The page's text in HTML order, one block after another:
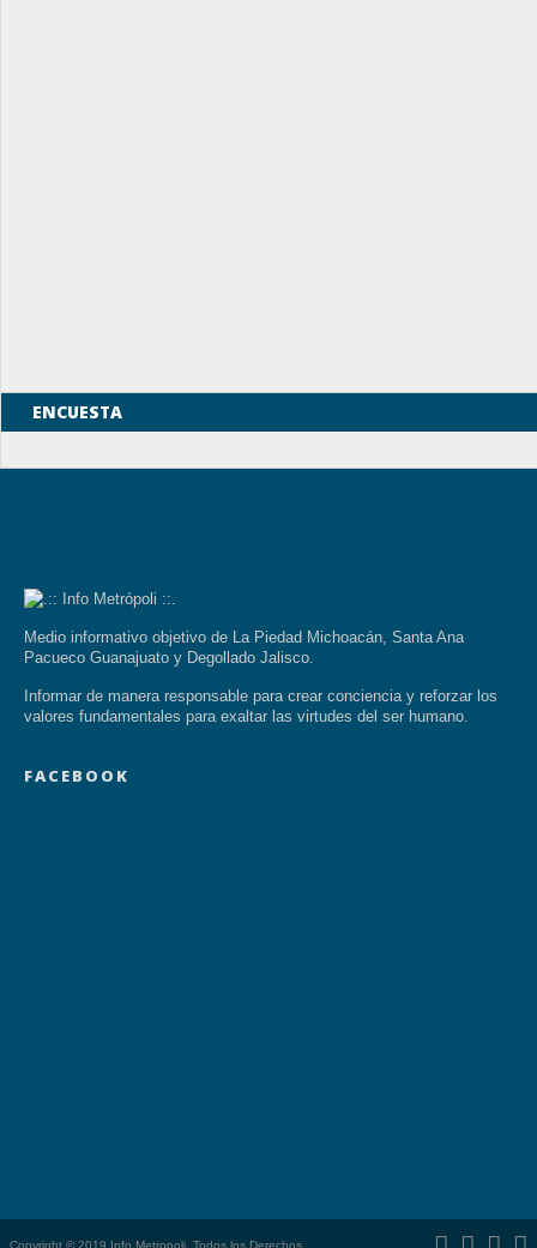
ENCUESTA
Medio informativo objetivo de La Piedad Michoacán, Santa Ana
Pacueco Guanajuato y Degollado Jalisco.
Informar de manera responsable para crear conciencia y reforzar los
valores fundamentales para exaltar las virtudes del ser humano.
FACEBOOK
Copyright © 2019 Info Metropoli. Todos los Derechos